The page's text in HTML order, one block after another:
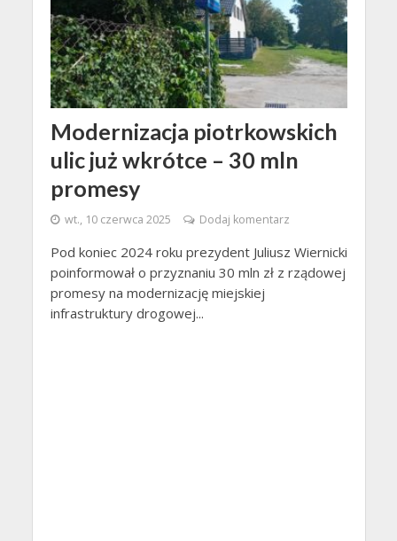
Modernizacja piotrkowskich
ulic już wkrótce – 30 mln
promesy
wt., 10 czerwca 2025 Dodaj komentarz
Pod koniec 2024 roku prezydent Juliusz Wiernicki
poinformował o przyznaniu 30 mln zł z rządowej
promesy na modernizację miejskiej
infrastruktury drogowej...